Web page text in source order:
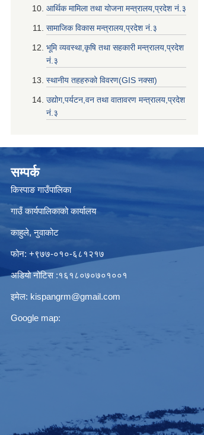
आर्थिक मामिला तथा योजना मन्त्रालय,प्रदेश नं‌‍‌‍.३
सामाजिक विकास मन्त्रालय,प्रदेश नं‌‍‌‍.३
भूमि व्यवस्था,कृषि तथा सहकारी मन्त्रालय,प्रदेश
नं‌‍‌‍.३
स्थानीय तहहरुको विवरण(GIS नक्सा)
उद्योग,पर्यटन,वन तथा वातावरण मन्त्रालय,प्रदेश
नं‌‍‌‍.३
सम्पर्क
किस्पाङ गाउँपालिका
गाउँ कार्यपालिकाको कार्यालय
काहुले‍‍, नुवाकोट
फोन: ‌+९७७-०१०-६८१२१७
अडियो नोटिस ‌‍:१६१८०७०७०१००१
इमेल: kispangrm@gmail.com
Google map: